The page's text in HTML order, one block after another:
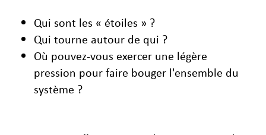
Qui sont les « étoiles » ?
Qui tourne autour de qui ?
Où pouvez-vous exercer une légère
pression pour faire bouger l'ensemble du
système ?